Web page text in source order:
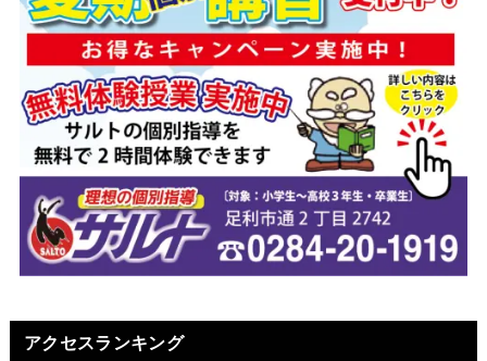
アクセスランキング